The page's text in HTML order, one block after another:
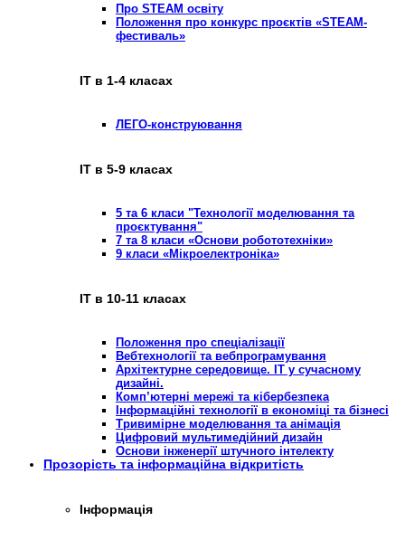
Про STEAM освіту
Положення про конкурс проєктів «STEAM-
фестиваль»
ІТ в 1-4 класах
ЛЕГО-конструювання
ІТ в 5-9 класах
5 та 6 класи "Технології моделювання та
проєктування"
7 та 8 класи «Основи робототехніки»
9 класи «Мікроелектроніка»
ІТ в 10-11 класах
Положення про спеціалізації
Вебтехнології та вебпрограмування
Архітектурне середовище. ІТ у сучасному
дизайні.
Комп’ютерні мережі та кібербезпека
Інформаційні технології в економіці та бізнесі
Тривимірне моделювання та анімація
Цифровий мультимедійний дизайн
Основи інженерії штучного інтелекту
Прозорість та інформаційна відкритість
Інформація